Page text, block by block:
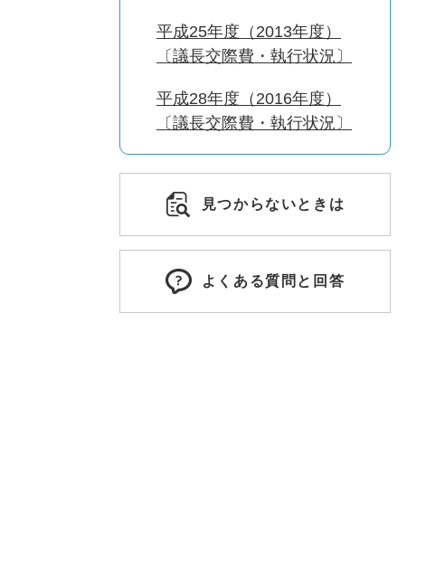
平成25年度（2013年度）
〔議長交際費・執行状況〕
平成28年度（2016年度）
〔議長交際費・執行状況〕
見つからないときは
よくある質問と回答